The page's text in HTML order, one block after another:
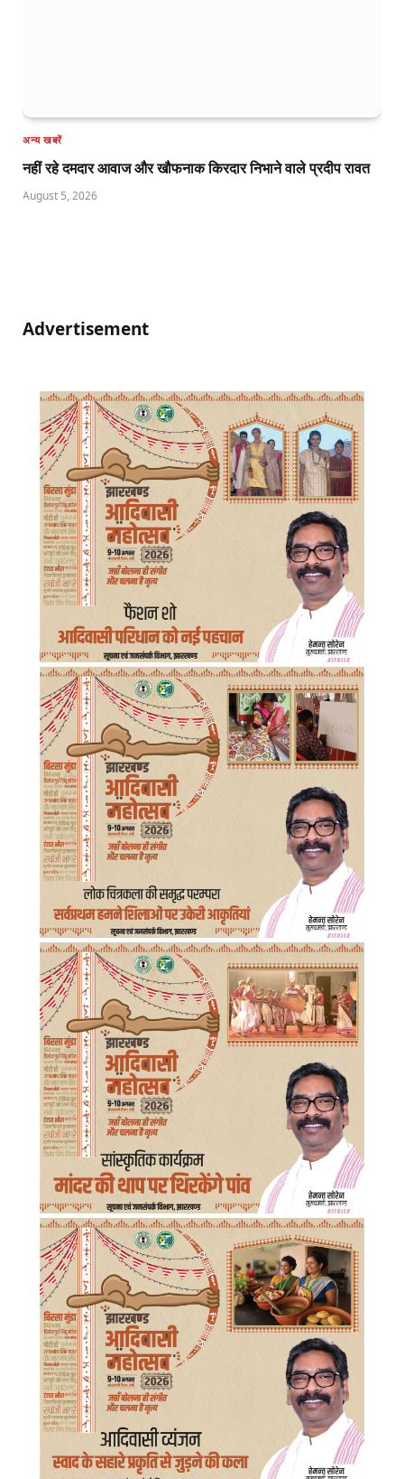
अन्य खबरें
नहीं रहे दमदार आवाज और खौफनाक किरदार निभाने वाले प्रदीप रावत
August 5, 2026
Advertisement